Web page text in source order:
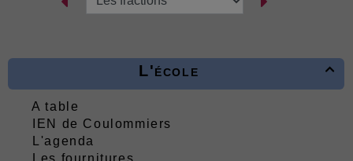

L'école
A table
IEN de Coulommiers
L'agenda
Les fournitures